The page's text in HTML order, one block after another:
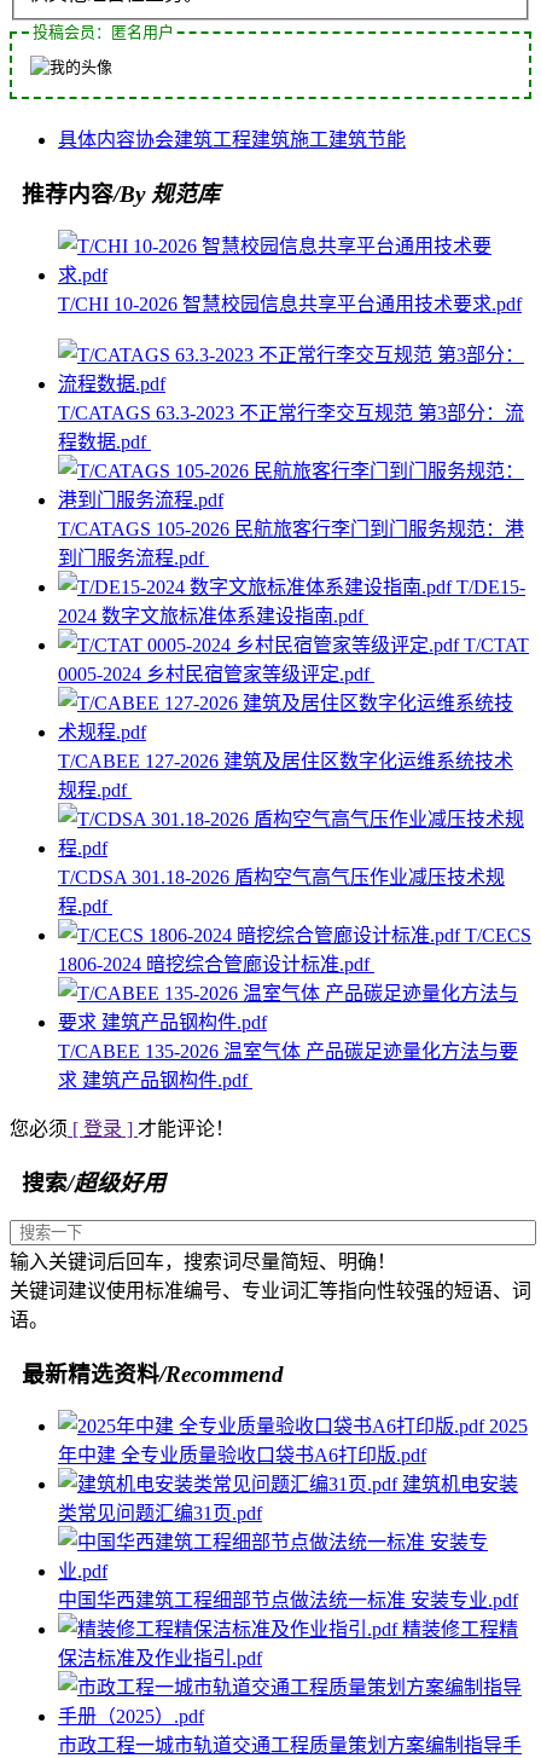
投稿会员：匿名用户
具体内容协会建筑工程建筑施工建筑节能
推荐内容/By 规范库
T/CHI 10-2026 智慧校园信息共享平台通用技术要求.pdf
T/CATAGS 63.3-2023 不正常行李交互规范 第3部分：流
程数据.pdf
T/CATAGS 105-2026 民航旅客行李门到门服务规范：港
到门服务流程.pdf
T/DE15-
2024 数字文旅标准体系建设指南.pdf
T/CTAT
0005-2024 乡村民宿管家等级评定.pdf
T/CABEE 127-2026 建筑及居住区数字化运维系统技术
规程.pdf
T/CDSA 301.18-2026 盾构空气高气压作业减压技术规
程.pdf
T/CECS
1806-2024 暗挖综合管廊设计标准.pdf
T/CABEE 135-2026 温室气体 产品碳足迹量化方法与要
求 建筑产品钢构件.pdf
您必须 [ 登录 ] 才能评论！
搜索/超级好用
输入关键词后回车，搜索词尽量简短、明确！
关键词建议使用标准编号、专业词汇等指向性较强的短语、词
语。
最新精选资料/Recommend
2025
年中建 全专业质量验收口袋书A6打印版.pdf
建筑机电安装
类常见问题汇编31页.pdf
中国华西建筑工程细部节点做法统一标准 安装专业.pdf
精装修工程精
保洁标准及作业指引.pdf
市政工程一城市轨道交通工程质量策划方案编制指导手